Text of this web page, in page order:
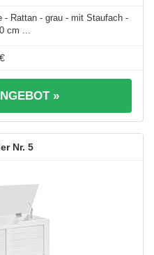
- Rattan - grau - mit Staufach -
cm ...
»
5